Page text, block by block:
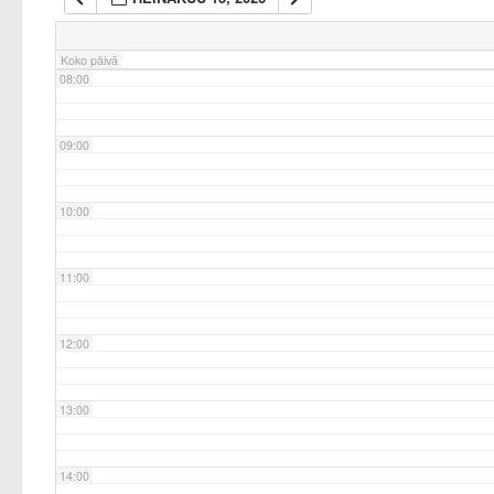
Koko päivä
07:00
08:00
09:00
10:00
11:00
12:00
13:00
14:00